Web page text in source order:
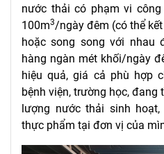
nước thải có phạm vi
100m3/ngày đêm (có thể
hoặc song song với nhau
hàng ngàn mét khối/ngày
hiệu quả, giá cả phù hợp
bệnh viện, trường học,
lượng nước thải sinh
thực phẩm tại đơn vị của